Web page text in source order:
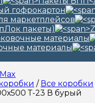
гофрокартон
маркетплейсов
пакеты)
материалы
материалы
/ Все коробки